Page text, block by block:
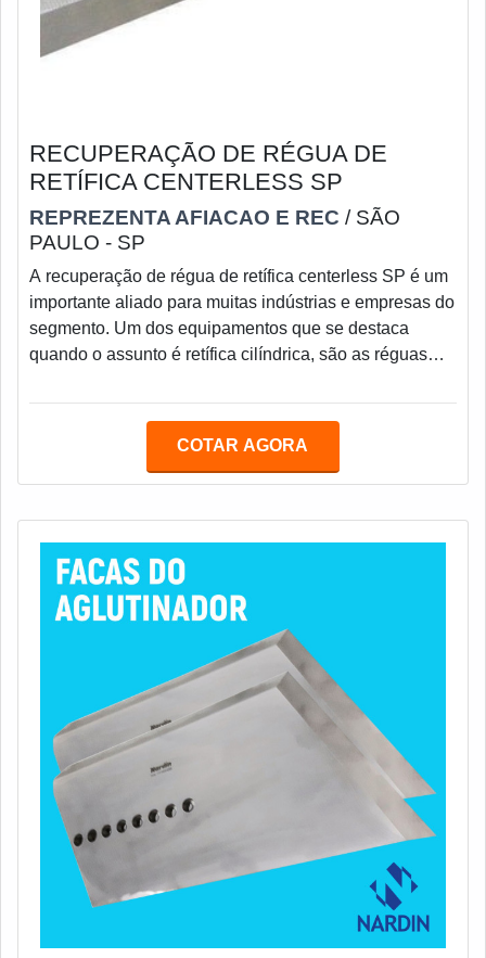
RECUPERAÇÃO DE RÉGUA DE
RETÍFICA CENTERLESS SP
REPREZENTA AFIACAO E REC / SÃO
PAULO - SP
A recuperação de régua de retífica centerless SP é um
importante aliado para muitas indústrias e empresas do
segmento. Um dos equipamentos que se destaca
quando o assunto é retífica cilíndrica, são as réguas
materiais entre os rebolos de corte e arraste de um
retificada. Para que não exista o comprometimento do
COTAR AGORA